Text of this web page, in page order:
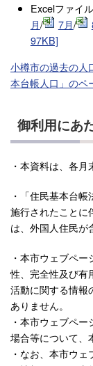
Excelファイ
月/ 7月/
97KB]
小樽市の過去の人
本台帳人口」のペ
御利用にあ
・本資料は、各
・「住民基本台
施行されたことに
は、外国人住民が
・本市ウェブペ
性、完全性及び有
活動に関する情報
ありません。
・本市ウェブペ
場合等について、
・なお、本市ウ